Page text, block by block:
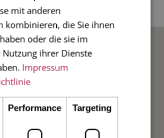
Umschlag.
mit anderen
kombinieren, die Sie ihnen
oder die sie im
Nutzung ihrer Dienste
Impressum
Performance Targeting